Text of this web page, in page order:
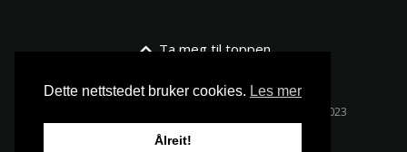
Ta meg til toppen
Alle rettigheter reservert • Copyright © Natt & Dag 2023
Dette nettstedet bruker cookies. Les mer
Ålreit!